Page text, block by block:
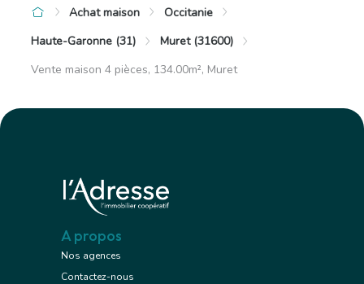
Achat maison
Occitanie
Haute-Garonne (31)
Muret (31600)
Vente maison 4 pièces, 134.00m², Muret
A propos
Nos agences
Contactez-nous